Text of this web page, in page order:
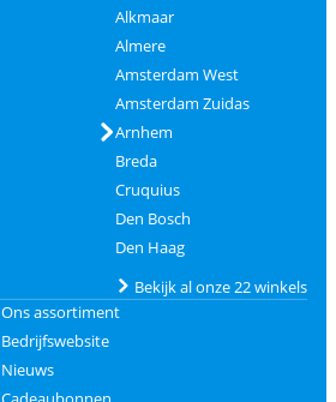
Alkmaar
Almere
Amsterdam West
Amsterdam Zuidas
Arnhem
Breda
Cruquius
Den Bosch
Den Haag
Bekijk al onze 22 winkels
Ons assortiment
Bedrijfswebsite
Nieuws